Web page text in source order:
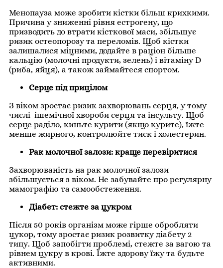
Менопауза може зробити кістки більш крихкими.
Причина у зниженні рівня естрогену, що
призводить до втрати кісткової маси, збільшує
ризик остеопорозу та переломів. Щоб кістки
залишалися міцними, додайте в раціон більше
кальцію (молочні продукти, зелень) і вітаміну D
(риба, яйця), а також займайтеся спортом.
Серце під прицілом
З віком зростає ризик захворювань серця, у тому
числі ішемічної хвороби серця та інсульту. Щоб
серце раділо, киньте курити (якщо курите), їжте
менше жирного, контролюйте тиск і холестерин.
Рак молочної залози: краще перевіритися
Захворюваність на рак молочної залози
збільшується з віком. Не забувайте про регулярну
мамографію та самообстеження.
Діабет: стежте за цукром
Після 50 років організм може гірше обробляти
цукор, тому зростає ризик розвитку діабету 2
типу. Щоб запобігти проблемі, стежте за вагою та
рівнем цукру в крові. Їжте здорову їжу та будьте
активними.